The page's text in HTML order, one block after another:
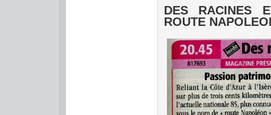
DES RACINES
ROUTE